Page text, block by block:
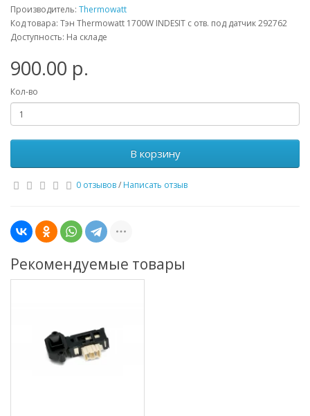
Производитель: Thermowatt
Код товара: Тэн Thermowatt 1700W INDESIT с отв. под датчик 292762
Доступность: На складе
900.00 р.
Кол-во
В корзину
0 отзывов/ Написать отзыв
Рекомендуемые товары